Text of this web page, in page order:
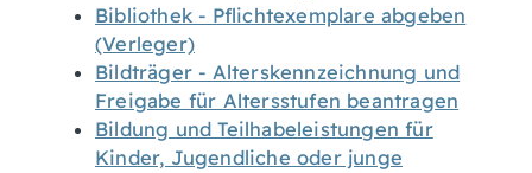
Bibliothek - Pflichtexemplare abgeben
(Verleger)
Bildträger - Alterskennzeichnung und
Freigabe für Altersstufen beantragen
Bildung und Teilhabeleistungen für
Kinder, Jugendliche oder junge